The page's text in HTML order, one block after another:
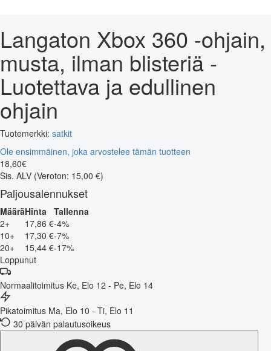
Langaton Xbox 360 -ohjain,
musta, ilman blisteriä -
Luotettava ja edullinen
ohjain
Tuotemerkki: satkit
Ole ensimmäinen, joka arvostelee tämän tuotteen
18,60€
Sis. ALV (Veroton: 15,00 €)
Paljousalennukset
MääräHinta
Tallenna
2+
17,86 €-4%
10+
17,30 €-7%
20+
15,44 €-17%
Loppunut
Normaalitoimitus Ke, Elo 12 - Pe, Elo 14
Pikatoimitus Ma, Elo 10 - Ti, Elo 11
30 päivän palautusoikeus